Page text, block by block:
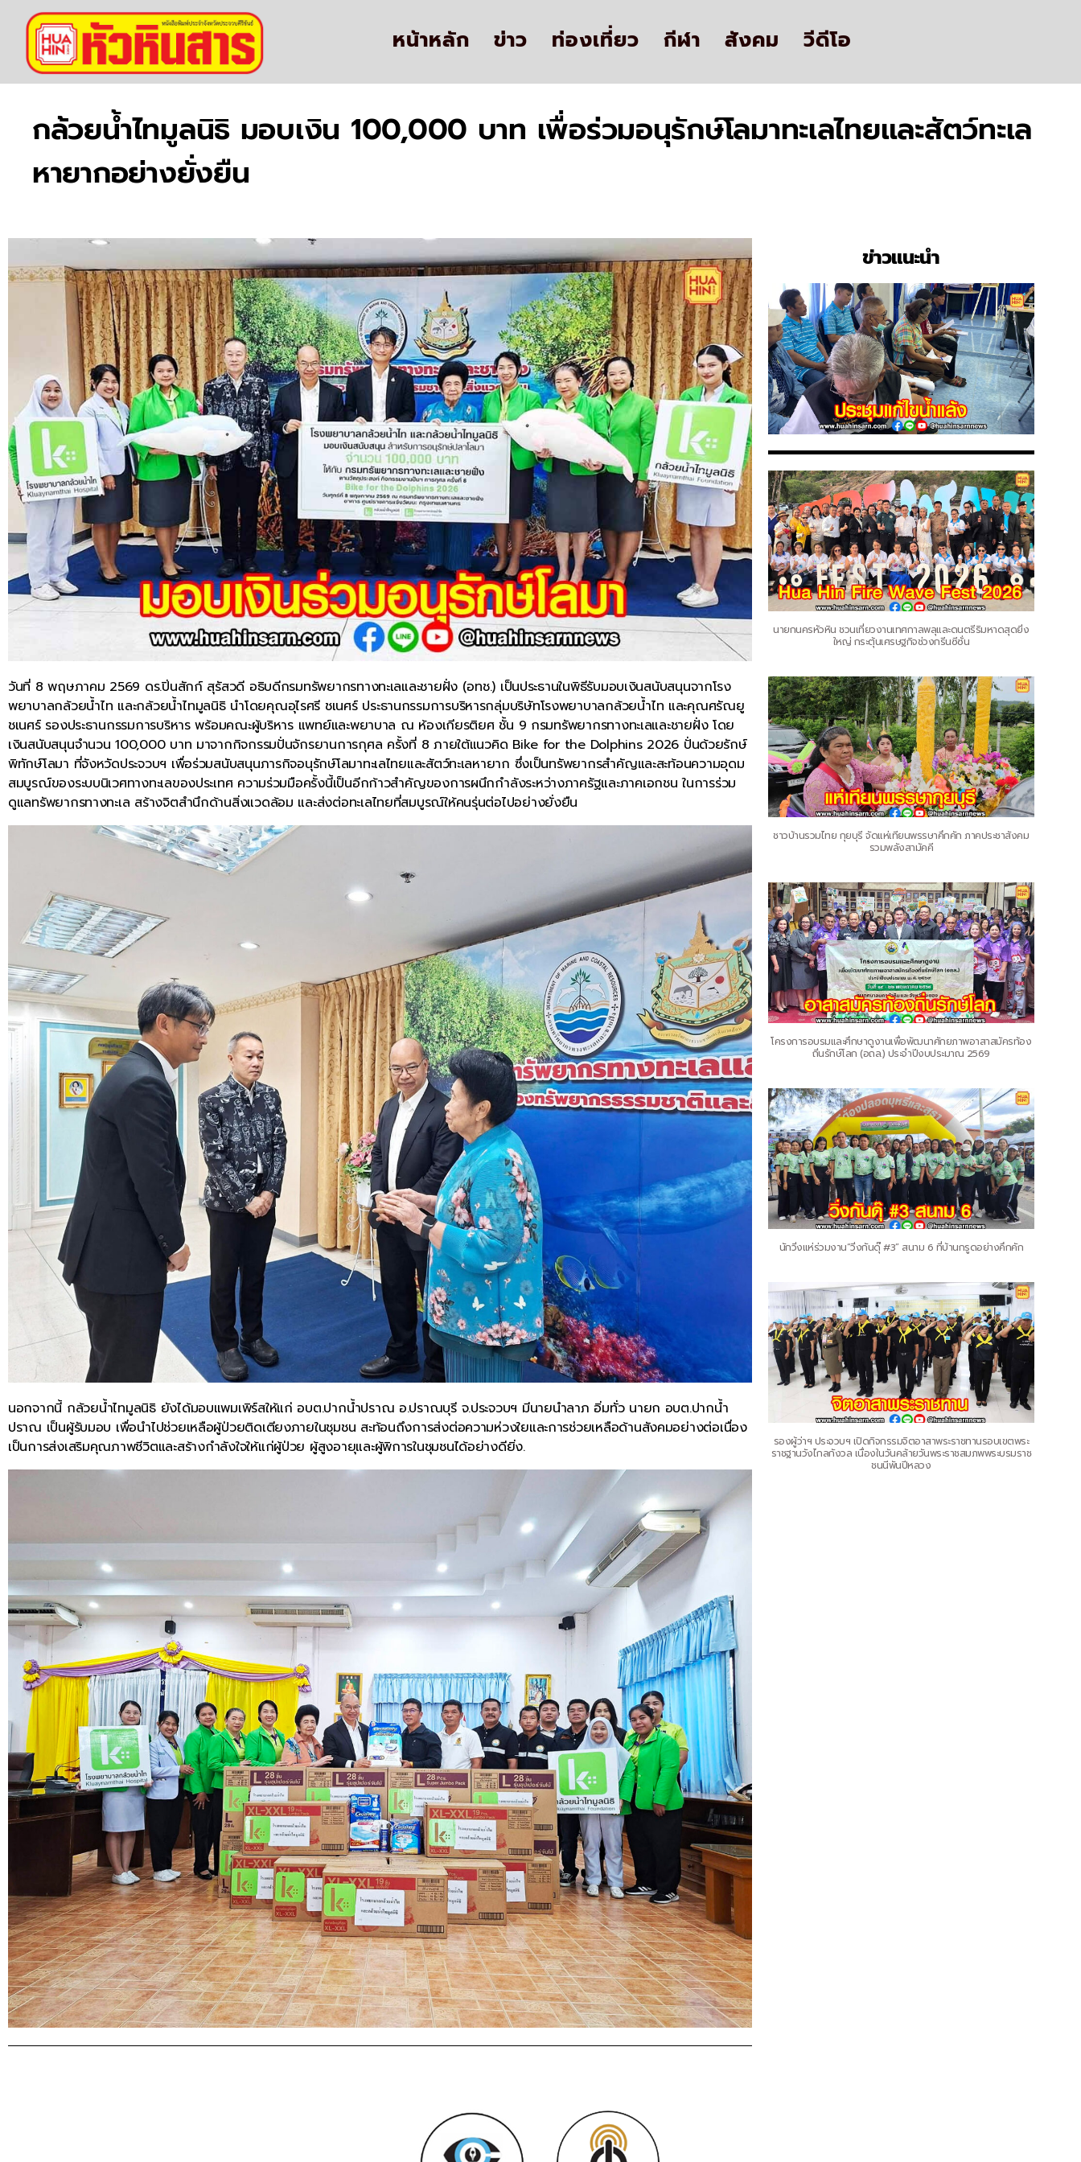
หน้าหลัก ข่าว ท่องเที่ยว กีฬา สังคม วีดีโอ
กล้วยน้ำไทมูลนิธิ มอบเงิน 100,000 บาท เพื่อร่วมอนุรักษ์โลมาทะเลไทยและสัตว์ทะเล
หายากอย่างยั่งยืน
วันที่ 8 พฤษภาคม 2569 ดร.ปิ่นสักก์ สุรัสวดี อธิบดีกรมทรัพยากรทางทะเลและชายฝั่ง (อทช.) เป็นประธานในพิธีรับมอบเงินสนับสนุนจากโรง
พยาบาลกล้วยน้ำไท และกล้วยน้ำไทมูลนิธิ นำโดยคุณอุไรศรี ชเนศร์ ประธานกรรมการบริหารกลุ่มบริษัทโรงพยาบาลกล้วยน้ำไท และคุณศรัณยู
ชเนศร์ รองประธานกรรมการบริหาร พร้อมคณะผู้บริหาร แพทย์และพยาบาล ณ ห้องเกียรติยศ ชั้น 9 กรมทรัพยากรทางทะเลและชายฝั่ง โดย
เงินสนับสนุนจำนวน 100,000 บาท มาจากกิจกรรมปั่นจักรยานการกุศล ครั้งที่ 8 ภายใต้แนวคิด Bike for the Dolphins 2026 ปั่นด้วยรักษ์
พิทักษ์โลมา ที่จังหวัดประจวบฯ เพื่อร่วมสนับสนุนภารกิจอนุรักษ์โลมาทะเลไทยและสัตว์ทะเลหายาก ซึ่งเป็นทรัพยากรสำคัญและสะท้อนความอุดม
สมบูรณ์ของระบบนิเวศทางทะเลของประเทศ ความร่วมมือครั้งนี้เป็นอีกก้าวสำคัญของการผนึกกำลังระหว่างภาครัฐและภาคเอกชน ในการร่วม
ดูแลทรัพยากรทางทะเล สร้างจิตสำนึกด้านสิ่งแวดล้อม และส่งต่อทะเลไทยที่สมบูรณ์ให้คนรุ่นต่อไปอย่างยั่งยืน
นอกจากนี้ กล้วยน้ำไทมูลนิธิ ยังได้มอบแพมเพิร์สให้แก่ อบต.ปากน้ำปราณ อ.ปราณบุรี จ.ประจวบฯ มีนายนำลาภ อิ่มทั่ว นายก อบต.ปากน้ำ
ปราณ เป็นผู้รับมอบ เพื่อนำไปช่วยเหลือผู้ป่วยติดเตียงภายในชุมชน สะท้อนถึงการส่งต่อความห่วงใยและการช่วยเหลือด้านสังคมอย่างต่อเนื่อง
เป็นการส่งเสริมคุณภาพชีวิตและสร้างกำลังใจให้แก่ผู้ป่วย ผู้สูงอายุและผู้พิการในชุมชนได้อย่างดียิ่ง.
ข่าวแนะนำ
นายกนครหัวหิน ชวนเที่ยวงานเทศกาลพลุและดนตรีริมหาดสุดยิ่ง
ใหญ่ กระตุ้นเศรษฐกิจช่วงกรีนซีซั่น
ชาวบ้านรวมไทย กุยบุรี จัดแห่เทียนพรรษาคึกคัก ภาคประชาสังคม
รวมพลังสามัคคี
โครงการอบรมและศึกษาดูงานเพื่อพัฒนาศักยภาพอาสาสมัครท้อง
ถิ่นรักษ์โลก (อถล.) ประจำปีงบประมาณ 2569
นักวิ่งแห่ร่วมงาน“วิ่งกันดุ๊ #3” สนาม 6 ที่บ้านกรูดอย่างคึกคัก
รองผู้ว่าฯ ประจวบฯ เปิดกิจกรรมจิตอาสาพระราชทานรอบเขตพระ
ราชฐานวังไกลกังวล เนื่องในวันคล้ายวันพระราชสมภพพระบรมราช
ชนนีพันปีหลวง